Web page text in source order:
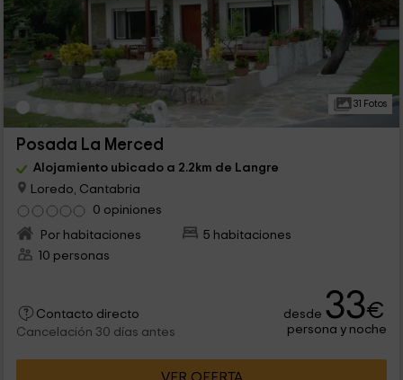
31 Fotos
Posada La Merced
Alojamiento ubicado a 2.2km de Langre
Loredo, Cantabria
0 opiniones
Por habitaciones
5 habitaciones
10 personas
Contacto directo
Cancelación 30 días antes
desde 33€
persona y noche